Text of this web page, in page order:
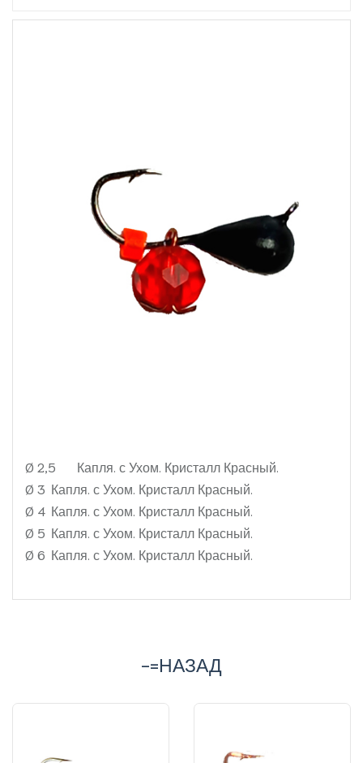
Ø 2,5
Капля. с Ухом. Кристалл Красный.
Ø 3 Капля. с Ухом. Кристалл Красный.
Ø 4 Капля. с Ухом. Кристалл Красный.
Ø 5 Капля. с Ухом. Кристалл Красный.
Ø 6 Капля. с Ухом. Кристалл Красный.
-=НАЗАД